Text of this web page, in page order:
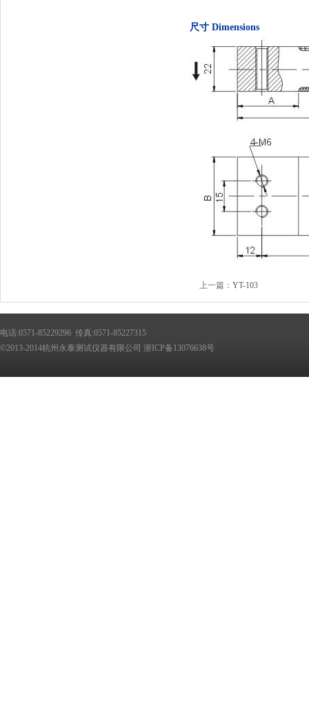
尺寸 Dimensions
上一篇： YT-103
电话:0571-85229296 传真:0571-85227315
©2013-2014杭州永泰测试仪器有限公司 浙ICP备13076638号